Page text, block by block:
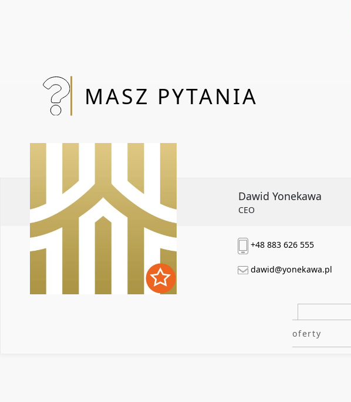
MASZ PYTANIA
Dawid Yonekawa
CEO
+48 883 626 555
dawid@yonekawa.pl
oferty